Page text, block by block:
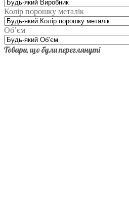
Колір порошку металік
Об’єм
Товари, що були переглянуті